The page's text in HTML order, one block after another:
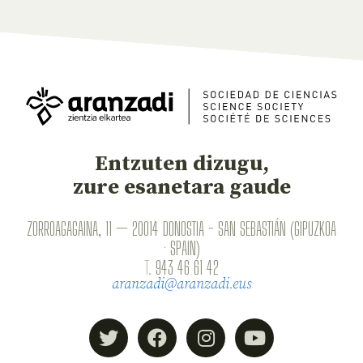
Entzuten dizugu,
zure esanetara gaude
ZORROAGAGAINA, 11 — 20014 DONOSTIA - SAN SEBASTIÁN (GIPUZKOA
· SPAIN)
T. 943 46 61 42
aranzadi@aranzadi.eus